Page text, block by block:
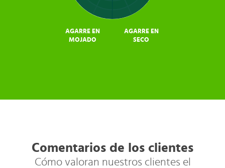
AGARRE EN
SECO
AGARRE EN
MOJADO
Comentarios de los clientes
Cómo valoran nuestros clientes el